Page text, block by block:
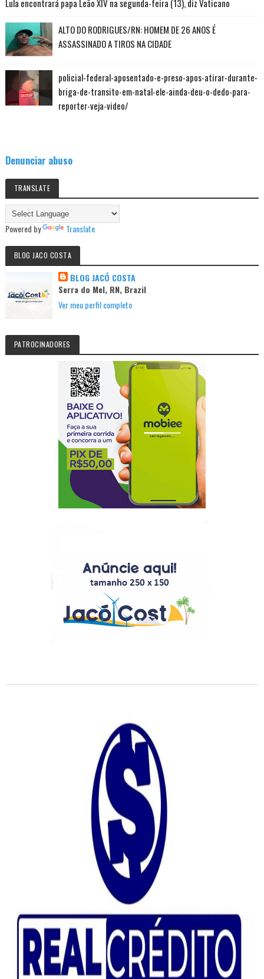
Lula encontrará papa Leão XIV na segunda-feira (13), diz Vaticano
ALTO DO RODRIGUES/RN: HOMEM DE 26 ANOS É
ASSASSINADO A TIROS NA CIDADE
policial-federal-aposentado-e-preso-apos-atirar-durante-
briga-de-transito-em-natal-ele-ainda-deu-o-dedo-para-
reporter-veja-video/
Denunciar abuso
TRANSLATE
Powered by Translate
BLOG JACO COSTA
BLOG JACÓ COSTA
Serra do Mel, RN, Brazil
Ver meu perfil completo
PATROCINADORES